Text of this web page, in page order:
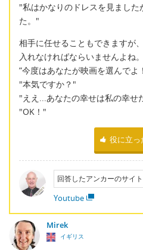
"私はかなりのドレスを見まし
た。"
相手に任せることもできますが
入れなければならいませんよね。
”今度はあなたが映画を選んでよ
"本気ですか？"
"ええ...あなたの幸せは私の幸せ
"OK！"
役に立っ
回答したアンカーのサイト
Youtube
Mirek
イギリス